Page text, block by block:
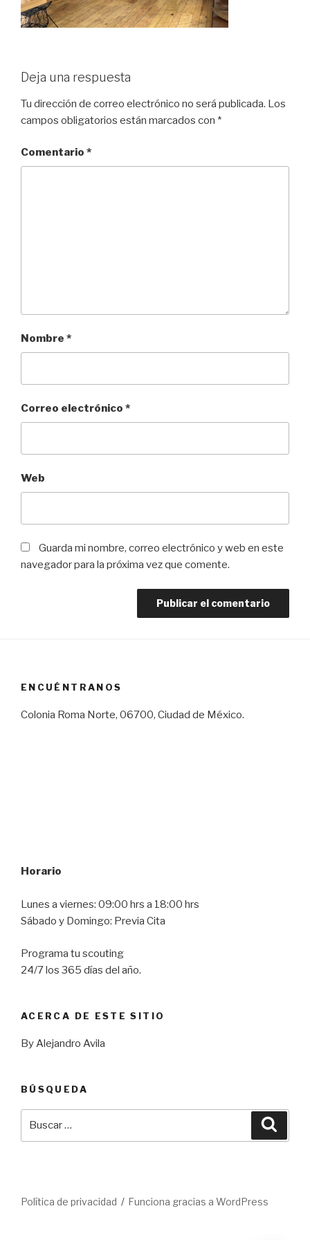
Deja una respuesta
Tu dirección de correo electrónico no será publicada. Los
campos obligatorios están marcados con *
Comentario *
Nombre *
Correo electrónico *
Web
Guarda mi nombre, correo electrónico y web en este
navegador para la próxima vez que comente.
ENCUÉNTRANOS
Colonia Roma Norte, 06700, Ciudad de México.
Horario
Lunes a viernes: 09:00 hrs a 18:00 hrs
Sábado y Domingo: Previa Cita
Programa tu scouting
24/7 los 365 días del año.
ACERCA DE ESTE SITIO
By Alejandro Avila
BÚSQUEDA
Política de privacidad Funciona gracias a WordPress